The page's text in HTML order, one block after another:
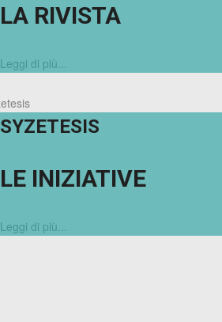
LA RIVISTA
Leggi di più...
SYZETESIS
LE INIZIATIVE
Leggi di più...